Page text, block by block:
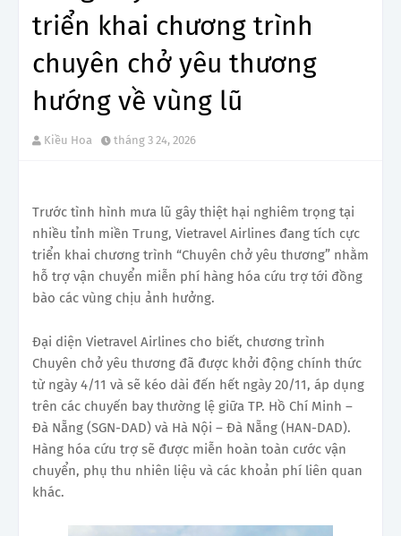
triển khai chương trình
chuyên chở yêu thương
hướng về vùng lũ
Kiều Hoa tháng 3 24, 2026
Trước tình hình mưa lũ gây thiệt hại nghiêm trọng tại
nhiều tỉnh miền Trung, Vietravel Airlines đang tích cực
triển khai chương trình “Chuyên chở yêu thương” nhằm
hỗ trợ vận chuyển miễn phí hàng hóa cứu trợ tới đồng
bào các vùng chịu ảnh hưởng.
Đại diện Vietravel Airlines cho biết, chương trình
Chuyên chở yêu thương đã được khởi động chính thức
từ ngày 4/11 và sẽ kéo dài đến hết ngày 20/11, áp dụng
trên các chuyến bay thường lệ giữa TP. Hồ Chí Minh –
Đà Nẵng (SGN-DAD) và Hà Nội – Đà Nẵng (HAN-DAD).
Hàng hóa cứu trợ sẽ được miễn hoàn toàn cước vận
chuyển, phụ thu nhiên liệu và các khoản phí liên quan
khác.